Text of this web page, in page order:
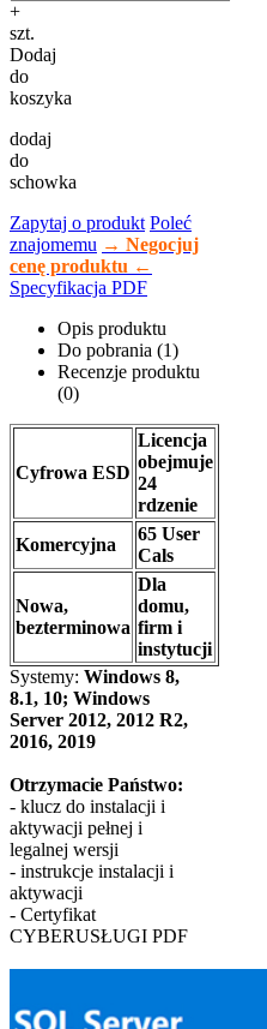
+
szt.
Dodaj
do
koszyka
dodaj
do
schowka
Zapytaj o produkt Poleć
znajomemu → Negocjuj
cenę produktu ←
Specyfikacja PDF
Opis produktu
Do pobrania (1)
Recenzje produktu
(0)
Cyfrowa ESD
Licencja
obejmuje
24
rdzenie
Komercyjna
65 User
Cals
Nowa,
bezterminowa
Dla
domu,
firm i
instytucji
Systemy: Windows 8,
8.1, 10; Windows
Server 2012, 2012 R2,
2016, 2019
​Otrzymacie Państwo:
- klucz do instalacji i
aktywacji pełnej i
legalnej wersji
- instrukcje instalacji i
aktywacji
- Certyfikat
CYBERUSŁUGI PDF